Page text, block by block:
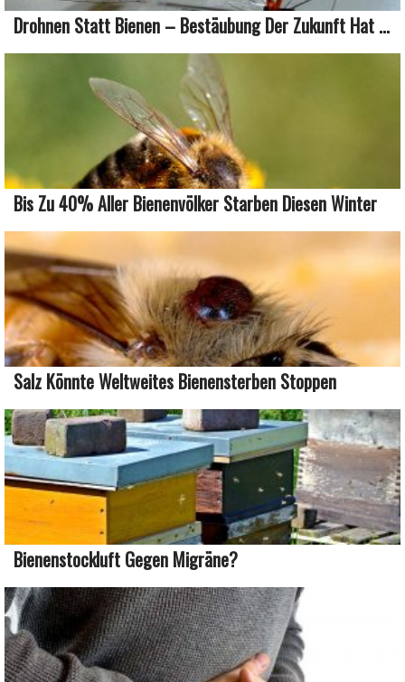
Drohnen Statt Bienen – Bestäubung Der Zukunft Hat ...
Bis Zu 40% Aller Bienenvölker Starben Diesen Winter
Salz Könnte Weltweites Bienensterben Stoppen
Bienenstockluft Gegen Migräne?